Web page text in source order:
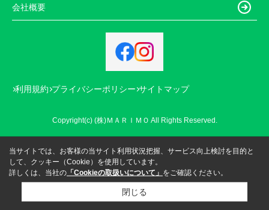
会社概要
利用規約 プライバシーポリシー サイトマップ
Copyright(c) (株)ＭＡＲＩＭＯ All Rights Reserved.
当サイトでは、お客様の当サイト利用状況把握、サービス向上検討を目的と
して、クッキー（Cookie）を使用しています。
詳しくは、当社の 「Cookieの取扱いについて」 をご確認ください。
閉じる